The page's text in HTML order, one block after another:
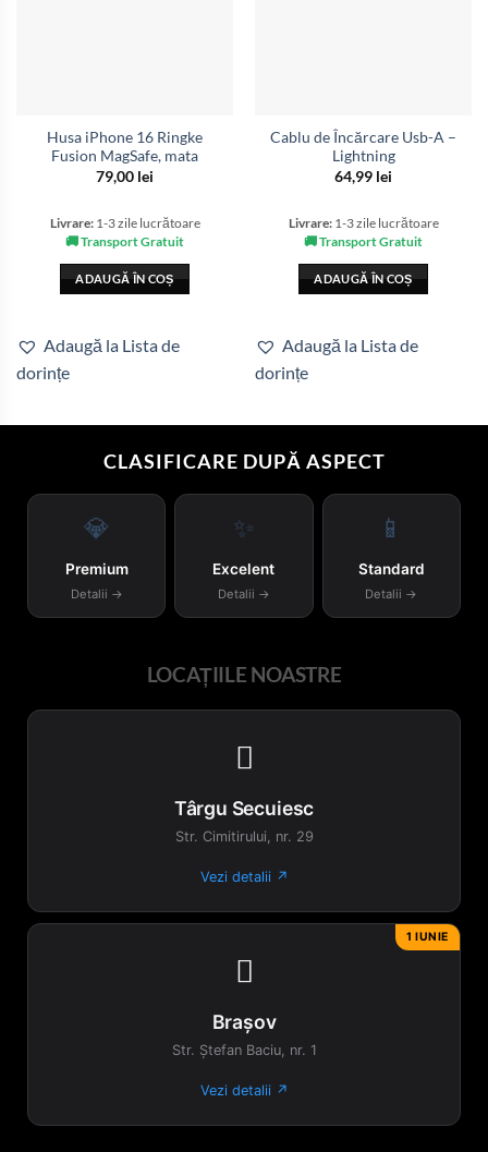
Husa iPhone 16 Ringke
Fusion MagSafe, mata
79,00 lei
Livrare:1-3 zile lucrătoare
🚚 Transport Gratuit
ADAUGĂ ÎN COȘ
Adaugă la Lista de
dorințe
Cablu de Încărcare Usb-A –
Lightning
64,99 lei
Livrare:1-3 zile lucrătoare
🚚 Transport Gratuit
ADAUGĂ ÎN COȘ
Adaugă la Lista de
dorințe
CLASIFICARE DUPĂ ASPECT
💎
Premium
Detalii →
✨
Excelent
Detalii →
📱
Standard
Detalii →
LOCAȚIILE NOASTRE

Târgu Secuiesc
Str. Cimitirului, nr. 29
Vezi detalii ↗
1 IUNIE

Brașov
Str. Ștefan Baciu, nr. 1
Vezi detalii ↗